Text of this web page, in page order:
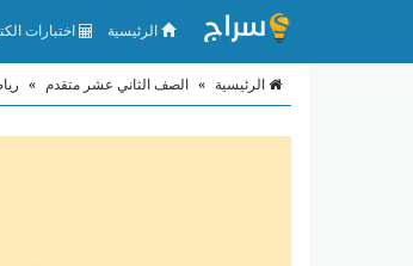
الرئيسية اختبارات
الرئيسية » الصف الثاني عشر متقدم »